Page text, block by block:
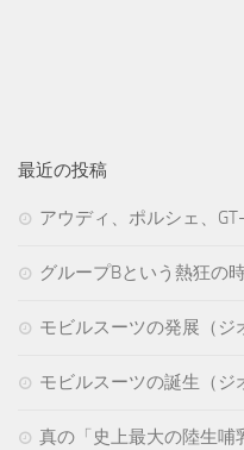
最近の投稿
アウディ、ポルシェ、
グループBという熱狂の
モビルスーツの発展（ジ
モビルスーツの誕生（ジ
真の「史上最大の陸生哺